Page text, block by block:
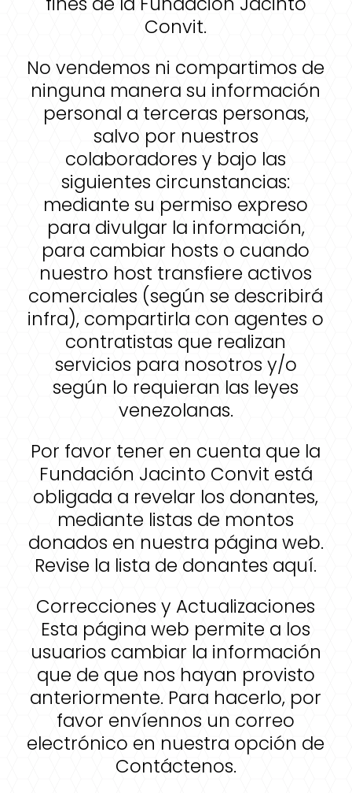
Convit.
No vendemos ni compartimos de
ninguna manera su información
personal a terceras personas,
salvo por nuestros
colaboradores y bajo las
siguientes circunstancias:
mediante su permiso expreso
para divulgar la información,
para cambiar hosts o cuando
nuestro host transfiere activos
comerciales (según se describirá
infra), compartirla con agentes o
contratistas que realizan
servicios para nosotros y/o
según lo requieran las leyes
venezolanas.
Por favor tener en cuenta que la
Fundación Jacinto Convit está
obligada a revelar los donantes,
mediante listas de montos
donados en nuestra página web.
Revise la lista de donantes aquí.
Correcciones y Actualizaciones
Esta página web permite a los
usuarios cambiar la información
que de que nos hayan provisto
anteriormente. Para hacerlo, por
favor envíennos un correo
electrónico en nuestra opción de
Contáctenos.